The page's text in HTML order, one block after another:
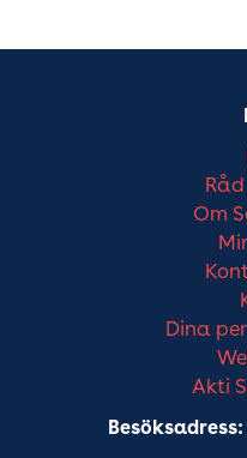
Om
Dina
Akti